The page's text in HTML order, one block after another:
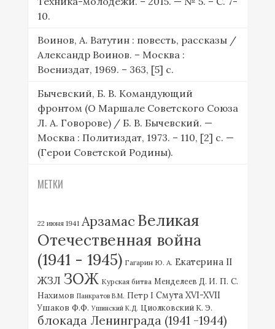
10.
Воинов, А. Ватутин : повесть, рассказы /
Александр Воинов. – Москва :
Воениздат, 1969. – 363, [5] с.
Бычевский, Б. В. Командующий
фронтом (О Маршале Советского Союза
Л. А. Говорове) / Б. В. Бычевский. —
Москва : Политиздат, 1973. – 110, [2] с. —
(Герои Советской Родины).
МЕТКИ
22 июня 1941 Арзамас Великая
Отечественная война
(1941 - 1945) Гагарин Ю. А. Екатерина II
ЖЗЛ ЗОЖ Курская битва Менделеев Д. И. П. С.
Нахимов Панкратов В.М. Петр I Смута XVI-XVII
Ушаков Ф.Ф. Ушинский К.Д. Циолковский К. Э.
блокада Ленинграда (1941 -1944)